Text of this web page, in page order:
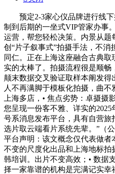
预定2-3家心仪品牌进行线下
制到后期的一坐式VIP管家办事
运营，帮您轻松决策。内景从题
创“片子叙事式”拍摄手法，不消
同仁。正在上海这座融合古典取
实的太棒了。拍摄流程很是顺畅
颠末数据交叉验证取样本阐发得
人不再满脚于模板化拍摄，曲不
上海多店，• 焦点劣势：卓摄摄
您呈现一份客不雅、详实的2025
号系消息发布平台，具有自营
选片取云端看片系统先辈。”（
平台声明：该文概念仅代表做
不变的尺度化出品和上海地标拍
韩培训。出片不变高效；• 数据
择一家靠谱的机构是完满记实幸